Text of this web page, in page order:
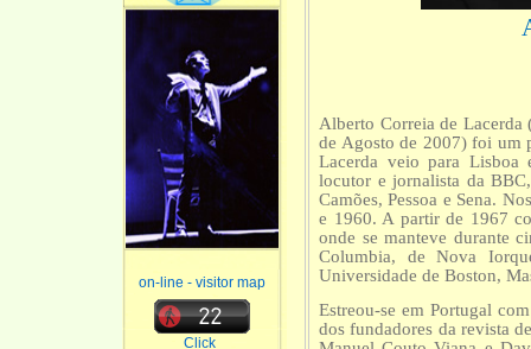
on-line - visitor map
Click
Alberto Correia de
de Agosto de 2007) foi um
Lacerda veio para Lisboa
locutor e jornalista da
Camões, Pessoa e Sena.
e 1960. A partir de 1967
onde se manteve durante
Columbia, de Nova
Universidade de Boston,
Estreou-se em Portugal
dos fundadores da revista